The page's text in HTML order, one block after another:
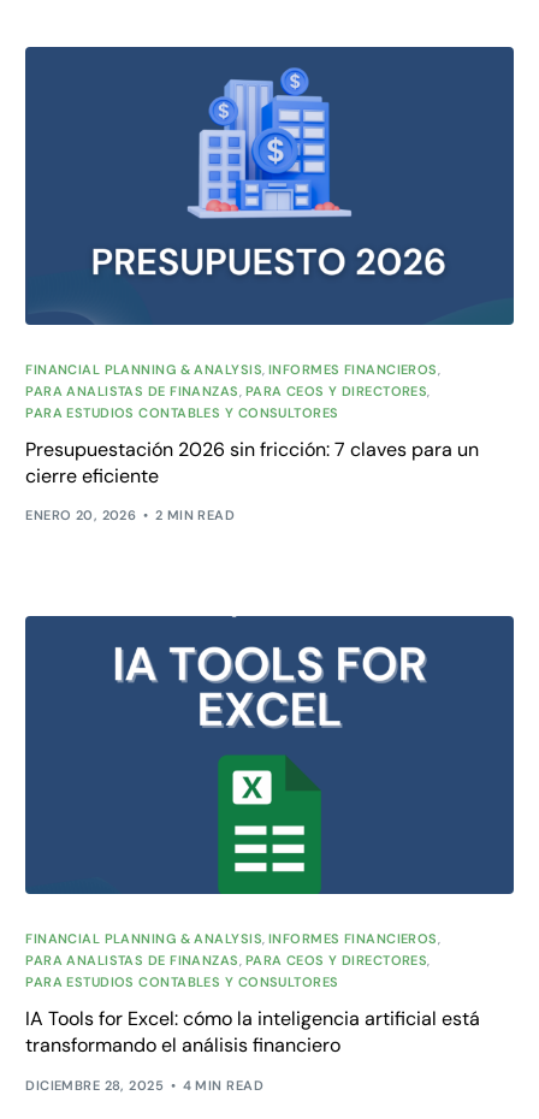
FINANCIAL PLANNING & ANALYSIS INFORMES FINANCIEROS
PARA ANALISTAS DE FINANZAS PARA CEOS Y DIRECTORES
PARA ESTUDIOS CONTABLES Y CONSULTORES
Presupuestación 2026 sin fricción: 7 claves para un
cierre eficiente
ENERO 20, 2026 2 MIN READ
FINANCIAL PLANNING & ANALYSIS, INFORMES FINANCIEROS,
PARA ANALISTAS DE FINANZAS, PARA CEOS Y DIRECTORES,
PARA ESTUDIOS CONTABLES Y CONSULTORES
IA Tools for Excel: cómo la inteligencia artificial está
transformando el análisis financiero
DICIEMBRE 28, 2025 4 MIN READ